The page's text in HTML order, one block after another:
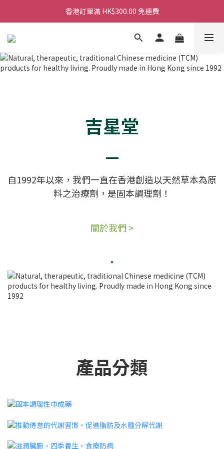
香港訂單滿 HK$300.00 免運費
香港訂單滿 HK$300.00 免運費
香港訂單滿 HK$300.00 免運費
香港訂單滿 HK$300.00 免運費
吉星堂
自1992年以來，我們一直在香港創造以天然草本為原
料之治療劑，是固本調理劑！
關於我們 >
產品分類